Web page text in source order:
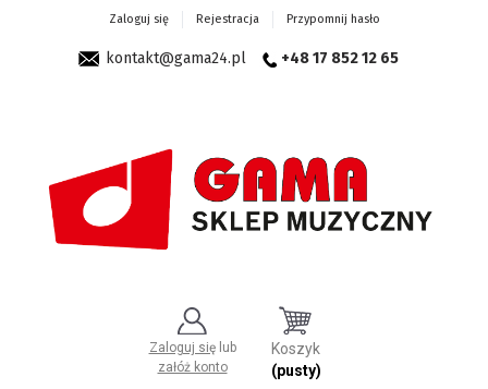
Zaloguj się Rejestracja Przypomnij hasło
kontakt@gama24.pl +48 17 852 12 65
Zaloguj się lub
załóż konto
Koszyk
(pusty)